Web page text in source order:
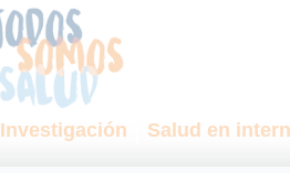
Investigación Salud en